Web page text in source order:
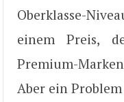
Oberklasse-
einem Preis,
Premium-
Aber ein